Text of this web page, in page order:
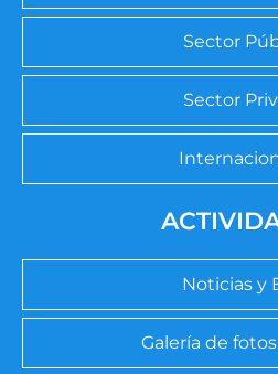
Sector
Sector
Noticias y
Galería de